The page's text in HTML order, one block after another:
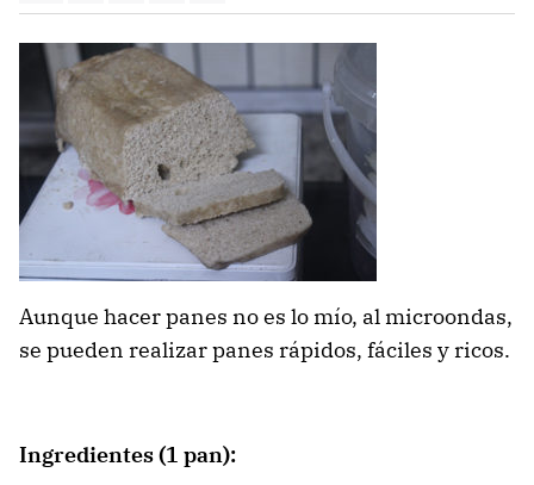
Aunque hacer panes no es lo mío, al microondas,
se pueden realizar panes rápidos, fáciles y ricos.
Ingredientes (1 pan):